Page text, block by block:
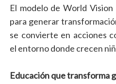
El modelo de World
para generar
se convierte en acciones
el entorno donde crecen
Educación que transforma